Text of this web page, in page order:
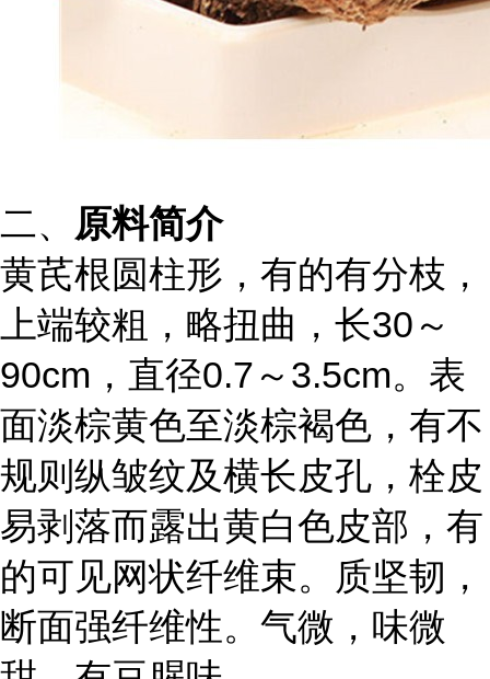
二、 原料简介
黄芪根圆柱形，有的有分枝，
上端较粗，略扭曲，长30～
90cm，直径0.7～3.5cm。表
面淡棕黄色至淡棕褐色，有不
规则纵皱纹及横长皮孔，栓皮
易剥落而露出黄白色皮部，有
的可见网状纤维束。质坚韧，
断面强纤维性。气微，味微